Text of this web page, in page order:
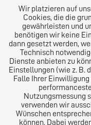
Straßburg am
Hause, europaweit
Mandanten tätig.
Folgen Sie uns auf
Wir platzieren auf
Cookies, die die
gewährleisten und
benötigen wir keine
dann gesetzt werden,
Technisch
Dienste anbieten zu
Einstellungen (wie z. B.
Falle Ihrer
Nutzungsmessung
verwenden wir
Wünschen
können. Dabei